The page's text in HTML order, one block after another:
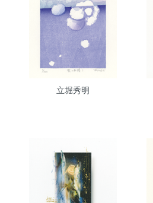
立堀秀明